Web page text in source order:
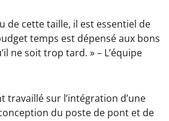
de cette taille, il est essentiel de
temps est dépensé aux bons
ne soit trop tard. » – L’équipe
travaillé sur l’intégration d’une
du poste de pont et de